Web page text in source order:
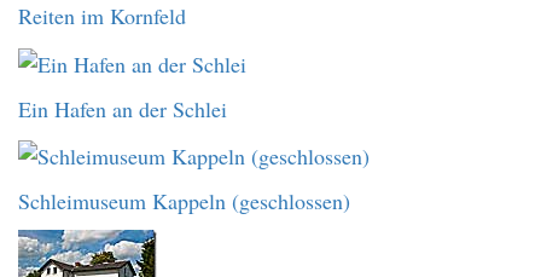
Reiten im Kornfeld
Ein Hafen an der Schlei
Schleimuseum Kappeln (geschlossen)